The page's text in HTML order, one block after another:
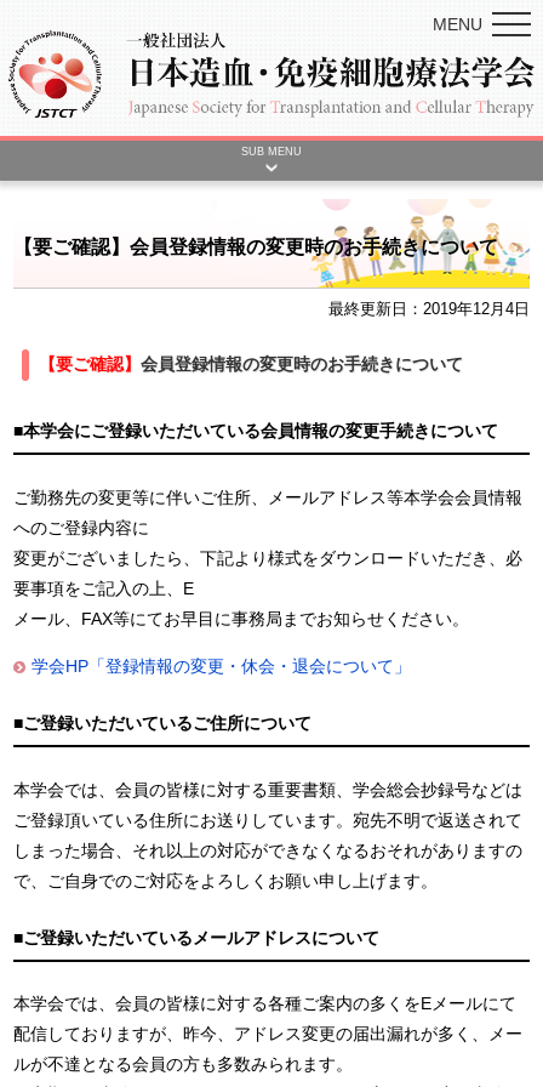
MENU
SUB MENU
【要ご確認】会員登録情報の変更時のお手続きについて
最終更新日：2019年12月4日
【要ご確認】会員登録情報の変更時のお手続きについて
■本学会にご登録いただいている会員情報の変更手続きについて
ご勤務先の変更等に伴いご住所、メールアドレス等本学会会員情報
へのご登録内容に
変更がございましたら、下記より様式をダウンロードいただき、必
要事項をご記入の上、E
メール、FAX等にてお早目に事務局までお知らせください。
学会HP「登録情報の変更・休会・退会について」
■ご登録いただいているご住所について
本学会では、会員の皆様に対する重要書類、学会総会抄録号などは
ご登録頂いている住所にお送りしています。宛先不明で返送されて
しまった場合、それ以上の対応ができなくなるおそれがありますの
で、ご自身でのご対応をよろしくお願い申し上げます。
■ご登録いただいているメールアドレスについて
本学会では、会員の皆様に対する各種ご案内の多くをEメールにて
配信しておりますが、昨今、アドレス変更の届出漏れが多く、メー
ルが不達となる会員の方も多数みられます。